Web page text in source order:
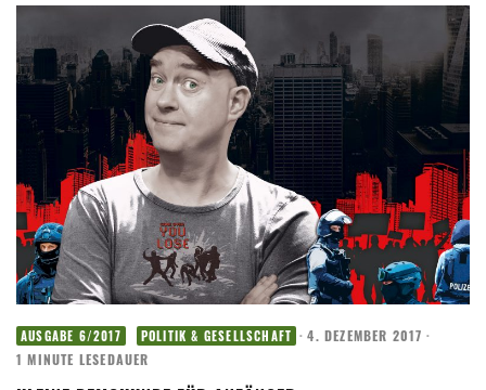
AUSGABE 6/2017 POLITIK & GESELLSCHAFT · 4. DEZEMBER 2017 ·
1 MINUTE LESEDAUER